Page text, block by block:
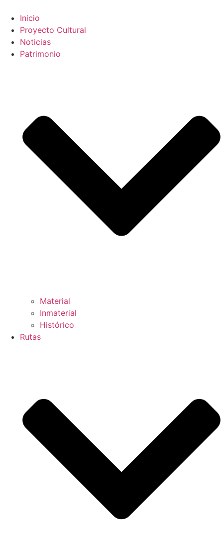
Inicio
Proyecto Cultural
Noticias
Patrimonio
Material
Inmaterial
Histórico
Rutas